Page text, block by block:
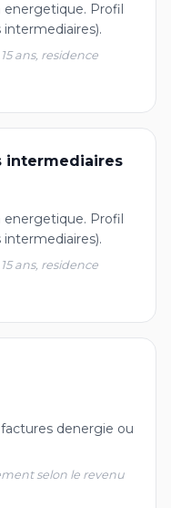
energetique. Profil
ans, residence
intermediaires
energetique. Profil
ans, residence
denergie ou
selon le revenu